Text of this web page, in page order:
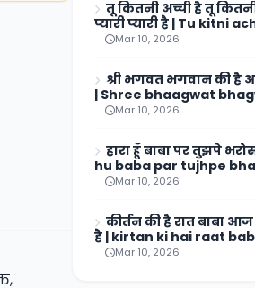
प्यारी प्यारी है | Tu kitni
kitni bholi hai lyrics
Mar 10, 2026
| Shree bhaagwat
hai aarti lyrics
Mar 10, 2026
hu baba par tujhpe
Lyrics
Mar 10, 2026
है | kirtan ki hai raat
thane aano hai lyrics
Mar 10, 2026